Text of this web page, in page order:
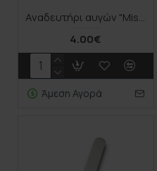
Αναδευτήρι αυγών "Misty" 31cm
4.00€
Άμεση Αγορά